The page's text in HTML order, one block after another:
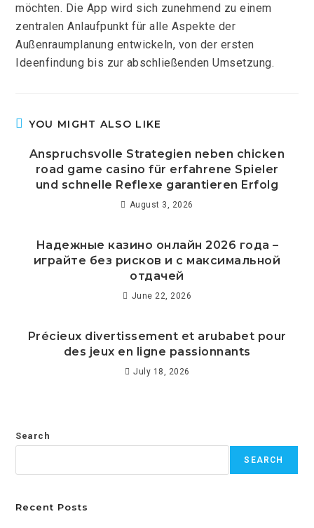
möchten. Die App wird sich zunehmend zu einem
zentralen Anlaufpunkt für alle Aspekte der
Außenraumplanung entwickeln, von der ersten
Ideenfindung bis zur abschließenden Umsetzung.
YOU MIGHT ALSO LIKE
Anspruchsvolle Strategien neben chicken
road game casino für erfahrene Spieler
und schnelle Reflexe garantieren Erfolg
August 3, 2026
Надежные казино онлайн 2026 года –
играйте без рисков и с максимальной
отдачей
June 22, 2026
Précieux divertissement et arubabet pour
des jeux en ligne passionnants
July 18, 2026
Search
SEARCH
Recent Posts